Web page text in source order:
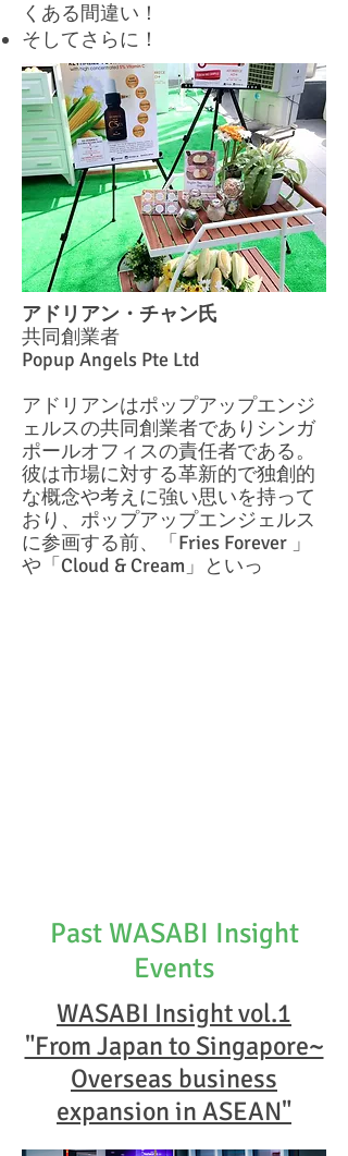
くある間違い！
そしてさらに！
WASABI Insight vol.1
"From Japan to Singapore~
Overseas business
expansion in ASEAN"
Past WASABI Insight
Events
アドリアン・チャン氏
共同創業者
Popup Angels Pte Ltd
アドリアンはポップアップエンジ
ェルスの共同創業者でありシンガ
ポールオフィスの責任者である。
彼は市場に対する革新的で独創的
な概念や考えに強い思いを持って
おり、ポップアップエンジェルス
に参画する前、「Fries Forever 」
や「Cloud & Cream」といっ